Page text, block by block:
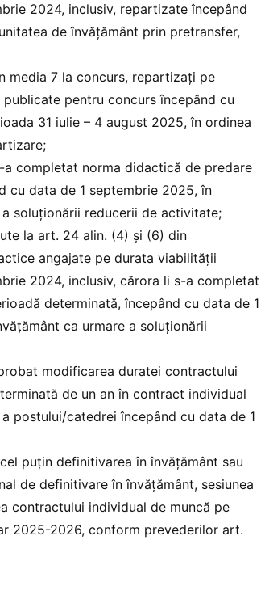
2024, inclusiv, repartizate începând
de învăţământ prin pretransfer,
media 7 la concurs, repartizaţi pe
pentru concurs începând cu
31 iulie – 4 august 2025, în ordinea
completat norma didactică de predare
cu data de 1 septembrie 2025, în
soluţionării reducerii de activitate;
la art. 24 alin. (4) și (6) din
angajate pe durata viabilităţii
2024, inclusiv, cărora li s-a completat
determinată, începând cu data de 1
ca urmare a soluţionării
modificarea duratei contractului
de un an în contract individual
postului/catedrei începând cu data de 1
puţin definitivarea în învăţământ sau
de definitivare în învăţământ, sesiunea
contractului individual de muncă pe
2025-2026, conform prevederilor art.